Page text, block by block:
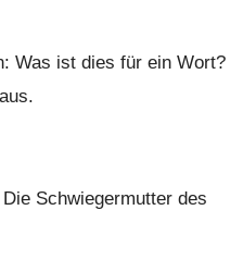
Was ist dies für ein Wort?
Schwiegermutter des